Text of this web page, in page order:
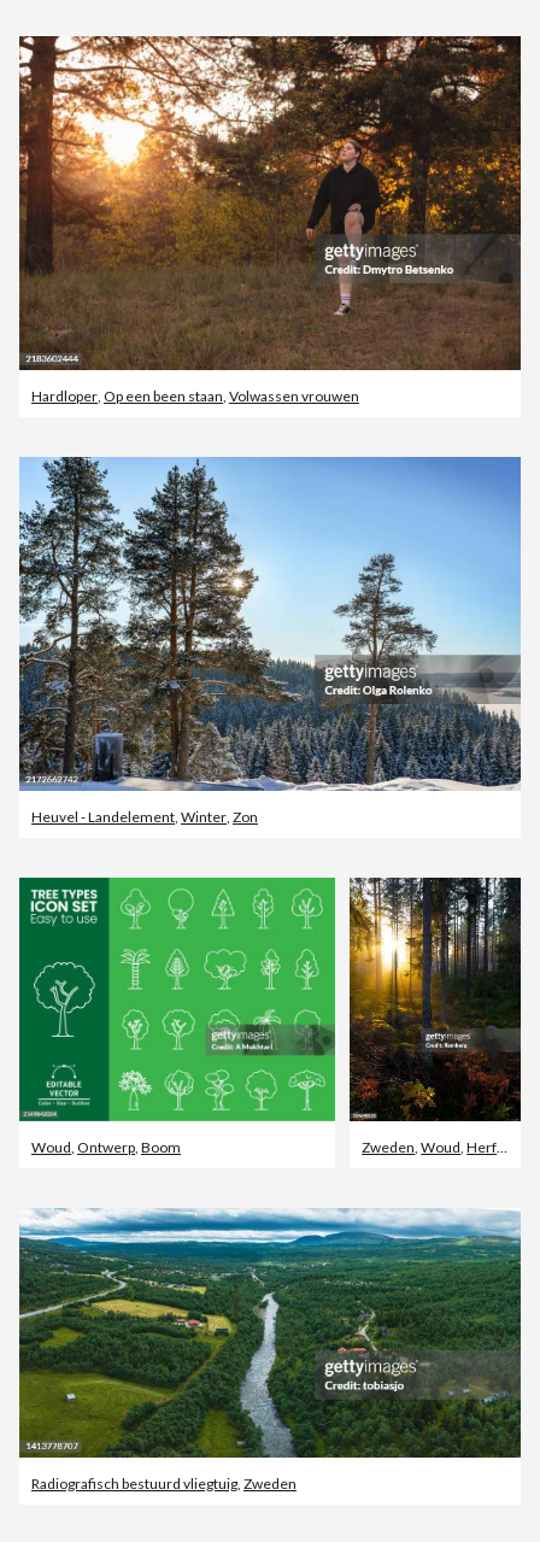
Hardloper Op een been staan Volwassen vrouwen
Heuvel - Landelement, Winter, Zon
Woud, Ontwerp, Boom Zweden,Woud,Herfst
Radiografisch bestuurd vliegtuig Zweden